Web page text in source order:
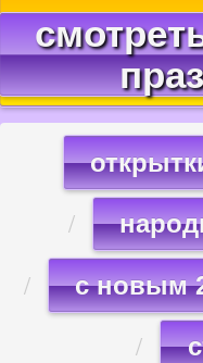
с новым